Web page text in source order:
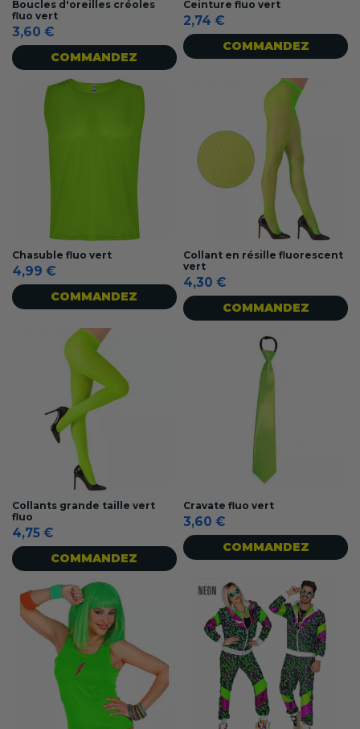
Boucles d'oreilles créoles
fluo vert
3,60 €
COMMANDEZ
Ceinture fluo vert
2,74 €
COMMANDEZ
Chasuble fluo vert
4,99 €
COMMANDEZ
Collant en résille fluorescent
vert
4,30 €
COMMANDEZ
Collants grande taille vert
fluo
4,75 €
COMMANDEZ
Cravate fluo vert
3,60 €
COMMANDEZ